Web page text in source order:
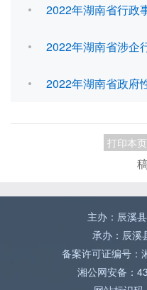
2022年湖南省行政
2022年湖南省涉企
2022年湖南省政府
打印本页
主办：辰溪
承办：辰溪
备案许可证编号：
湘公网安备：